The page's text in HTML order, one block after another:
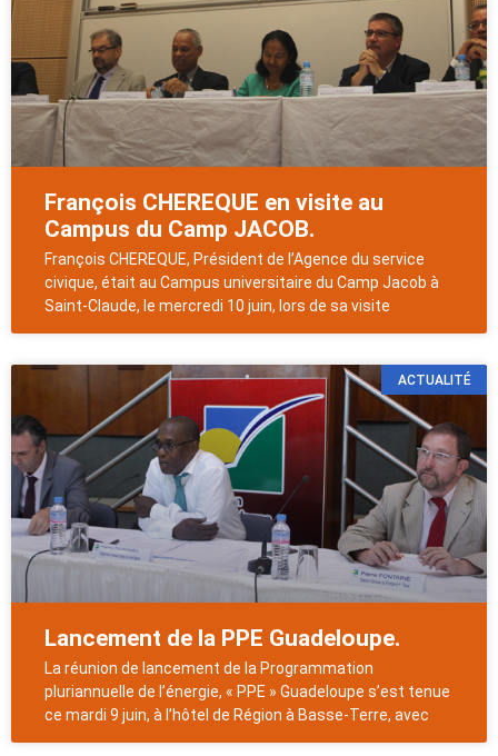
François CHEREQUE en visite au
Campus du Camp JACOB.
François CHEREQUE, Président de l’Agence du service
civique, était au Campus universitaire du Camp Jacob à
Saint-Claude, le mercredi 10 juin, lors de sa visite
ACTUALITÉ
Lancement de la PPE Guadeloupe.
La réunion de lancement de la Programmation
pluriannuelle de l’énergie, « PPE » Guadeloupe s’est tenue
ce mardi 9 juin, à l’hôtel de Région à Basse-Terre, avec